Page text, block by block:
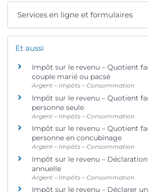
Services en ligne et formulaires
Et aussi
Impôt sur le revenu – Quotient
couple marié ou pacsé
Argent – Impôts – Consommation
Impôt sur le revenu – Quotient
personne seule
Argent – Impôts – Consommation
Impôt sur le revenu – Quotient
personne en concubinage
Argent – Impôts – Consommation
Impôt sur le revenu –
annuelle
Argent – Impôts – Consommation
Impôt sur le revenu – Déclarer